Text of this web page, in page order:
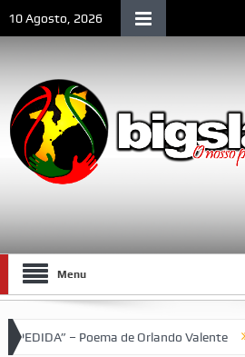
10 Agosto, 2026
Menu
Valente VII Torneio das